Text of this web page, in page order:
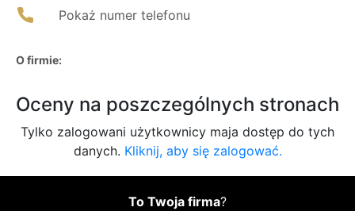
Pokaż numer telefonu
O firmie:
Oceny na poszczególnych stronach
Tylko zalogowani użytkownicy maja dostęp do tych
danych. Kliknij, aby się zalogować.
To Twoja firma?